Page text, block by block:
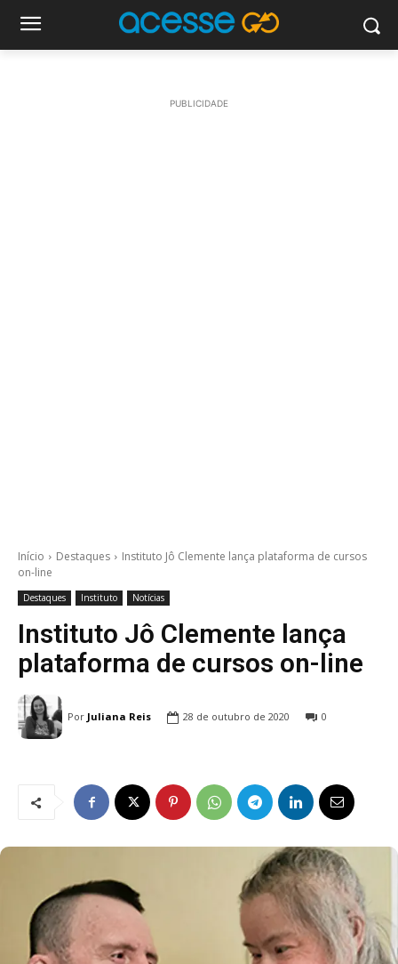
PUBLICIDADE
Início Destaques
Instituto Jô Clemente lança plataforma de cursos
on-line
Destaques Instituto Notícias
Instituto Jô Clemente lança
plataforma de cursos on-line
Por Juliana Reis 28 de outubro de 2020 0